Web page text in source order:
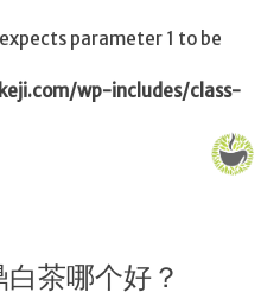
parameter 1 to be
wp-includes/class-
茶哪个好？